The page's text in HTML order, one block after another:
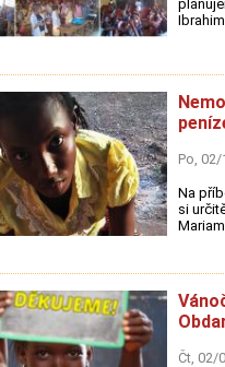
Po,
Na
si
Čt, 02/